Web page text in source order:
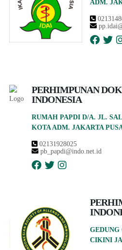
ADM.
PERHIMPUNAN
INDONESIA
RUMAH PAPDI D/A. JL.
KOTA ADM. JAKARTA
02131928025
pb_papdi@indo.net.id
CIKINI